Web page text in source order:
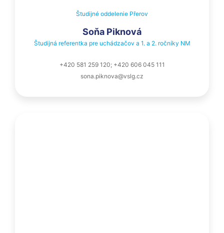
Študijné oddelenie Přerov
Soňa Piknová
Študijná referentka pre uchádzačov a 1. a 2. ročníky NM
+420 581 259 120; +420 606 045 111
sona.piknova@vslg.cz